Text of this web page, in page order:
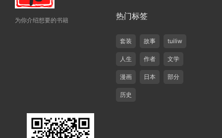
为你介绍想要的书籍 热门标签
套装 故事 tuiliw
人生 作者 文学
漫画 日本 部分
历史